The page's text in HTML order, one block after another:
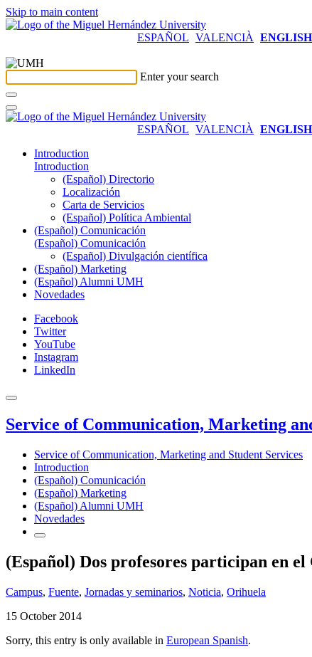
Skip to main content
ESPAÑOL VALENCIÀ ENGLISH
Enter your search
ESPAÑOL VALENCIÀ ENGLISH
Introduction
Introduction
(Español) Directorio
Localización
Carta de Servicios
(Español) Política Ambiental
(Español) Comunicación
(Español) Comunicación
(Español) Divulgación científica
(Español) Marketing
(Español) Alumni UMH
Novedades
Facebook
Twitter
YouTube
Instagram
LinkedIn
Service of Communication, Marketing
Service of Communication, Marketing and Student Services
Introduction
(Español) Comunicación
(Español) Marketing
(Español) Alumni UMH
Novedades
(Español) Dos profesores participan en
Campus, Fuente, Jornadas y seminarios, Noticia, Orihuela
15 October 2014
Sorry, this entry is only available in European Spanish.